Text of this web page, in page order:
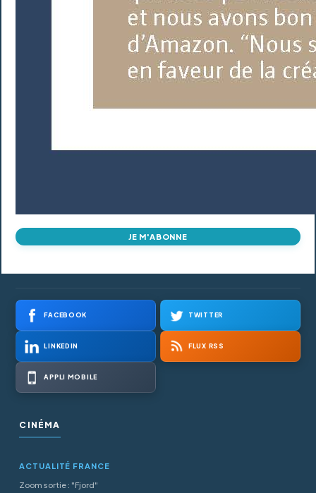
JE M'ABONNE
FACEBOOK TWITTER
LINKEDIN FLUX RSS
APPLI MOBILE
CINÉMA
ACTUALITÉ FRANCE
Zoom sortie : "Fjord"